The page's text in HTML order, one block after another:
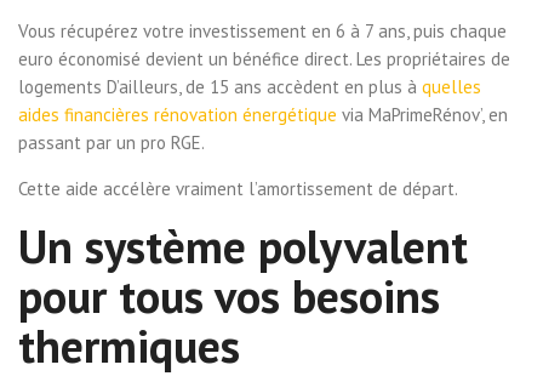
Vous récupérez votre investissement en 6 à 7 ans, puis chaque
euro économisé devient un bénéfice direct. Les propriétaires de
logements D’ailleurs, de 15 ans accèdent en plus à quelles
aides financières rénovation énergétique via MaPrimeRénov’, en
passant par un pro RGE.
Cette aide accélère vraiment l’amortissement de départ.
Un système polyvalent
pour tous vos besoins
thermiques